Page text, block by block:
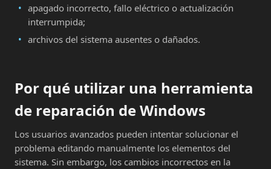
apagado incorrecto, fallo eléctrico o actualización
interrumpida;
archivos del sistema ausentes o dañados.
Por qué utilizar una herramienta
de reparación de Windows
Los usuarios avanzados pueden intentar solucionar el
problema editando manualmente los elementos del
sistema. Sin embargo, los cambios incorrectos en la